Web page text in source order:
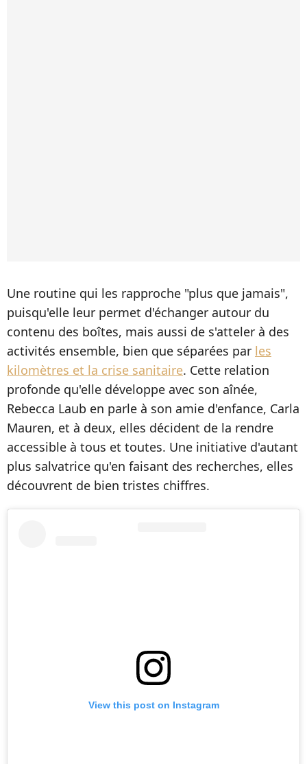
Une routine qui les rapproche "plus que jamais",
puisqu'elle leur permet d'échanger autour du
contenu des boîtes, mais aussi de s'atteler à des
activités ensemble, bien que séparées par les
kilomètres et la crise sanitaire. Cette relation
profonde qu'elle développe avec son aînée,
Rebecca Laub en parle à son amie d'enfance, Carla
Mauren, et à deux, elles décident de la rendre
accessible à tous et toutes. Une initiative d'autant
plus salvatrice qu'en faisant des recherches, elles
découvrent de bien tristes chiffres.
View this post on Instagram